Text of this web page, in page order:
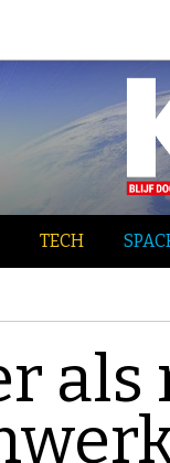
TECH
als